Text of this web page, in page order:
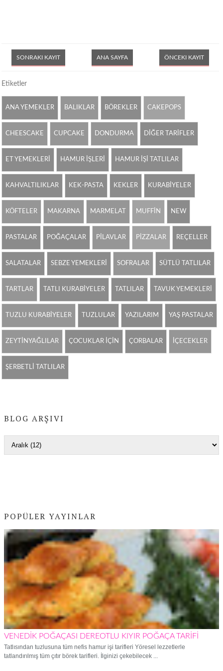
SONRAKI KAYIT ÖNCEKI KAYIT
ANA SAYFA
Etiketler
ANA YEMEKLER BALIKLAR BÖREKLER CAKEPOPS
CHEESCAKE CUPCAKE DONDURMA DİĞER TARİFLER
ET YEMEKLERİ HAMUR İŞLERİ HAMUR İŞİ TATLILAR
KAHVALTILIKLAR KEK-PASTA KEKLER KURABİYELER
KÖFTELER MAKARNA MARMELAT MUFFİN NEW
PASTALAR POĞAÇALAR PİLAVLAR PİZZALAR REÇELLER
SALATALAR SEBZE YEMEKLERİ SOFRALAR SÜTLÜ TATLILAR
TARTLAR TATLI KURABİYELER TATLILAR TAVUK YEMEKLERİ
TUZLU KURABİYELER TUZLULAR YAZILARIM YAŞ PASTALAR
ZEYTİNYAĞLILAR ÇOCUKLAR İÇİN ÇORBALAR İÇECEKLER
ŞERBETLİ TATLILAR
BLOG ARŞIVI
POPÜLER YAYINLAR
VENEDİK POĞAÇASI DEREOTLU KIYIR POĞAÇA TARİFİ
Tatlısından tuzlusuna tüm nefis hamur işi tarifleri Yöresel lezzetlerle
tatlandırılmış tüm çıtır börek tarifleri. İlginizi çekebilecek ...